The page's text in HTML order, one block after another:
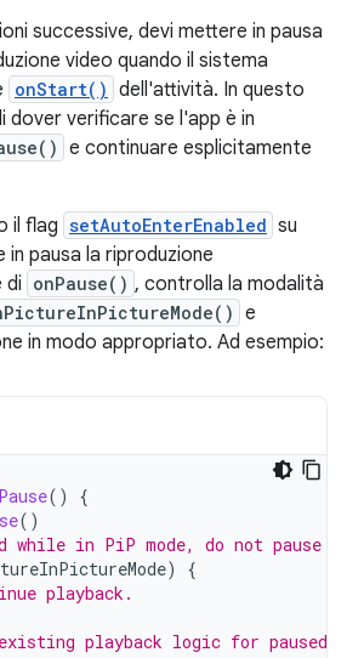
successive, devi mettere in pausa
video quando il sistema
onStart() dell'attività. In questo
dover verificare se l'app è in
e continuare esplicitamente
il flag setAutoEnterEnabled su
in pausa la riproduzione
di onPause() , controlla la modalità
e
in modo appropriato. Ad esempio:
()
{
()
in PiP mode, do not pause
)
{
playback.
playback logic for paused